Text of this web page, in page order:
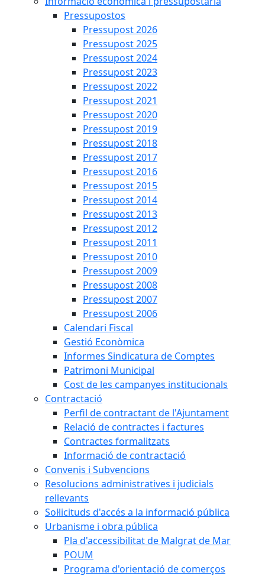
Pressupostos
Pressupost 2026
Pressupost 2025
Pressupost 2024
Pressupost 2023
Pressupost 2022
Pressupost 2021
Pressupost 2020
Pressupost 2019
Pressupost 2018
Pressupost 2017
Pressupost 2016
Pressupost 2015
Pressupost 2014
Pressupost 2013
Pressupost 2012
Pressupost 2011
Pressupost 2010
Pressupost 2009
Pressupost 2008
Pressupost 2007
Pressupost 2006
Calendari Fiscal
Gestió Econòmica
Informes Sindicatura de Comptes
Patrimoni Municipal
Cost de les campanyes institucionals
Contractació
Perfil de contractant de l'Ajuntament
Relació de contractes i factures
Contractes formalitzats
Informació de contractació
Convenis i Subvencions
Resolucions administratives i judicials
rellevants
Sol·licituds d'accés a la informació pública
Urbanisme i obra pública
Pla d'accessibilitat de Malgrat de Mar
POUM
Programa d'orientació de comerços